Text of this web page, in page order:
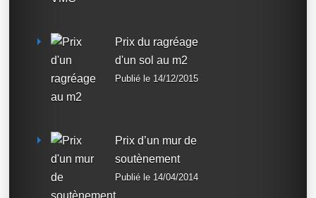
Prix du ragréage
d'un sol au m2
Publié le 14/12/2015
Prix d’un mur de
soutènement
Publié le 14/04/2014